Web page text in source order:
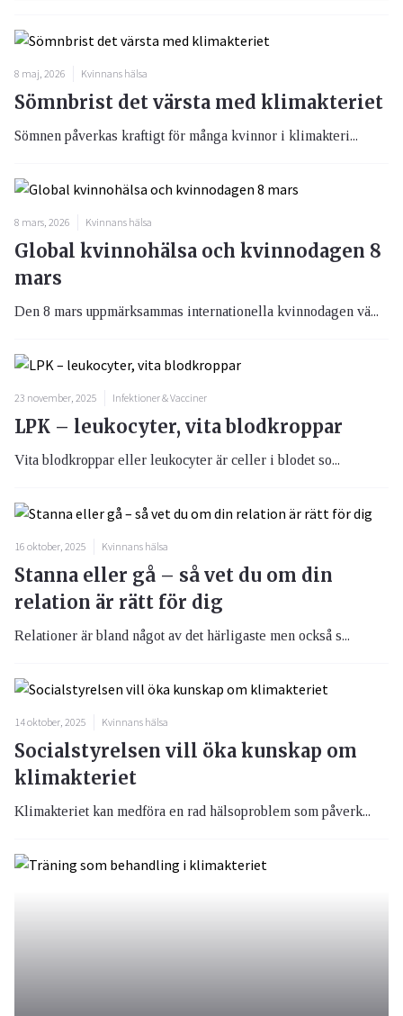
8 maj, 2026 Kvinnans hälsa
Sömnbrist det värsta med klimakteriet
Sömnen påverkas kraftigt för många kvinnor i klimakteri...
8 mars, 2026 Kvinnans hälsa
Global kvinnohälsa och kvinnodagen 8
mars
Den 8 mars uppmärksammas internationella kvinnodagen vä...
23 november, 2025 Infektioner & Vacciner
LPK – leukocyter, vita blodkroppar
Vita blodkroppar eller leukocyter är celler i blodet so...
16 oktober, 2025 Kvinnans hälsa
Stanna eller gå – så vet du om din
relation är rätt för dig
Relationer är bland något av det härligaste men också s...
14 oktober, 2025 Kvinnans hälsa
Socialstyrelsen vill öka kunskap om
klimakteriet
Klimakteriet kan medföra en rad hälsoproblem som påverk...